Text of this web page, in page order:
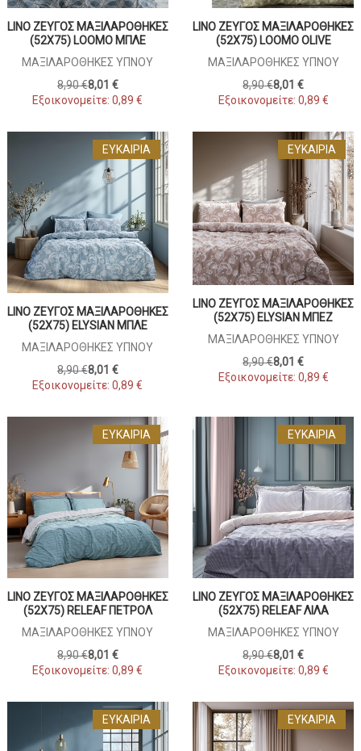
LINO ΖΕΎΓΟΣ ΜΑΞΙΛΑΡΟΘΉΚΕΣ
(52X75) LOOMO ΜΠΛΕ
ΜΑΞΙΛΑΡΟΘΉΚΕΣ ΎΠΝΟΥ
8,90 €8,01 €
Εξοικονομείτε:0,89 €
LINO ΖΕΎΓΟΣ ΜΑΞΙΛΑΡΟΘΉΚΕΣ
(52X75) LOOMO OLIVE
ΜΑΞΙΛΑΡΟΘΉΚΕΣ ΎΠΝΟΥ
8,90 €8,01 €
Εξοικονομείτε: 0,89 €
ΕΥΚΑΙΡΊΑ
LINO ΖΕΎΓΟΣ ΜΑΞΙΛΑΡΟΘΉΚΕΣ
(52X75) ELYSIAN ΜΠΛΕ
ΜΑΞΙΛΑΡΟΘΉΚΕΣ ΎΠΝΟΥ
8,90 €8,01 €
Εξοικονομείτε:0,89 €
ΕΥΚΑΙΡΊΑ
LINO ΖΕΎΓΟΣ ΜΑΞΙΛΑΡΟΘΉΚΕΣ
(52X75) ELYSIAN ΜΠΕΖ
ΜΑΞΙΛΑΡΟΘΉΚΕΣ ΎΠΝΟΥ
8,90 €8,01 €
Εξοικονομείτε: 0,89 €
ΕΥΚΑΙΡΊΑ
LINO ΖΕΎΓΟΣ ΜΑΞΙΛΑΡΟΘΉΚΕΣ
(52X75) RELEAF ΠΕΤΡΌΛ
ΜΑΞΙΛΑΡΟΘΉΚΕΣ ΎΠΝΟΥ
8,90 €8,01 €
Εξοικονομείτε:0,89 €
ΕΥΚΑΙΡΊΑ
LINO ΖΕΎΓΟΣ ΜΑΞΙΛΑΡΟΘΉΚΕΣ
(52X75) RELEAF ΛΙΛΆ
ΜΑΞΙΛΑΡΟΘΉΚΕΣ ΎΠΝΟΥ
8,90 €8,01 €
Εξοικονομείτε: 0,89 €
ΕΥΚΑΙΡΊΑ ΕΥΚΑΙΡΊΑ